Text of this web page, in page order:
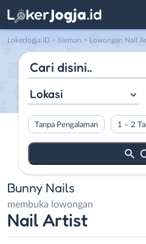
LokerJogja.ID > Sleman > Lowongan Nail
Lokasi
Tanpa Pengalaman 1 – 2
Bunny Nails
membuka lowongan
Nail Artist